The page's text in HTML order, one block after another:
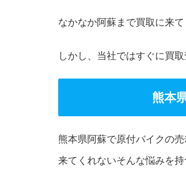
なかなか阿蘇まで買取に来
しかし、当社ではすぐに買
熊本
熊本県阿蘇で原付バイクの
来てくれないそんな悩みを